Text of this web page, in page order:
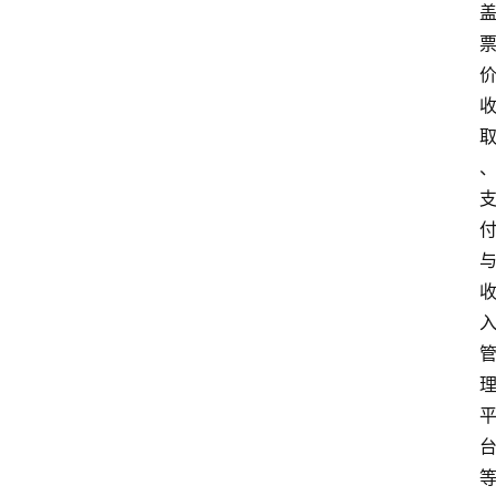
盖
票
价
收
取
、
支
付
与
收
入
管
理
平
台
等